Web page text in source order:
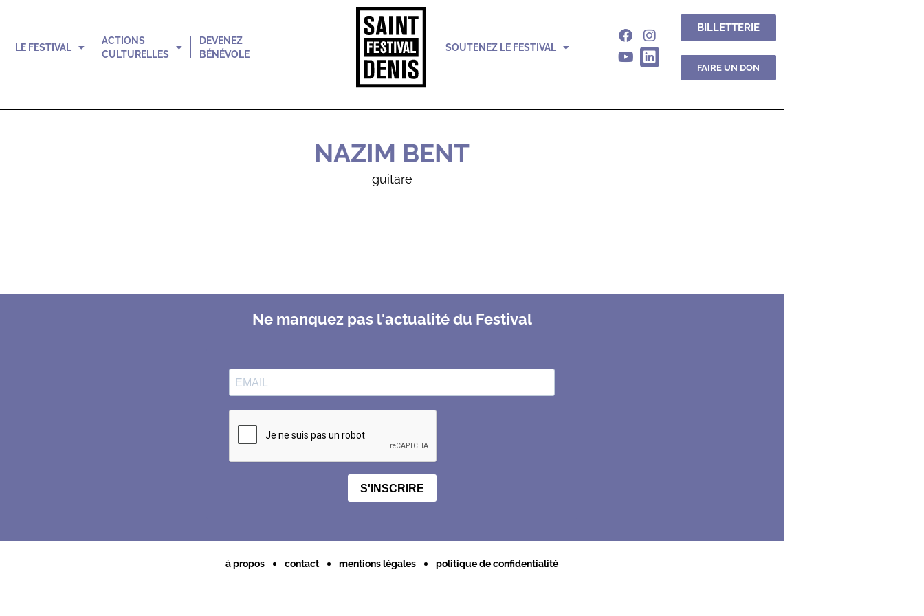
LE FESTIVAL
ACTIONS
CULTURELLES
DEVENEZ
BÉNÉVOLE
SOUTENEZ LE FESTIVAL
BILLETTERIE
FAIRE UN DON
NAZIM BENT
guitare
Ne manquez pas l'actualité du Festival
S'INSCRIRE
à propos contact mentions légales politique de confidentialité